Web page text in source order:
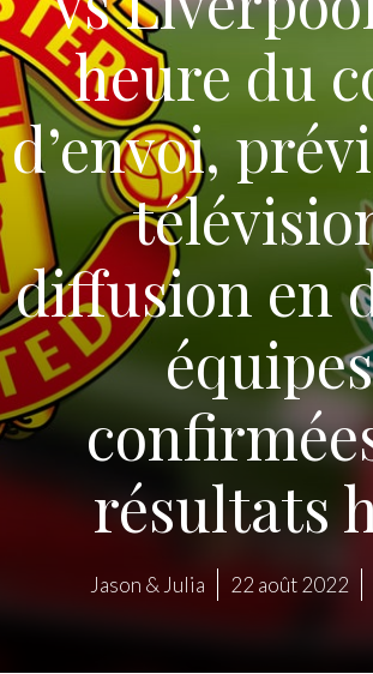
heure du
d’envoi,
diffusion en
équipes
résultats
Jason & Julia 22 août 2022